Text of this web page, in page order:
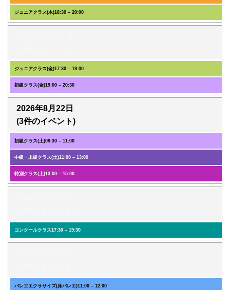
ジュニアクラス(木)18:30 – 20:00
ジュニアクラス(金)17:30 – 19:00
初級クラス(金)19:00 – 20:30
2026年8月22日
(3件のイベント)
初級クラス(土)09:30 – 11:00
中級・上級クラス(土)11:00 – 13:00
特別クラス(土)13:00 – 15:00
コンクールクラス17:30 – 19:30
バレエエクササイズ(床バレエ)11:00 – 12:00